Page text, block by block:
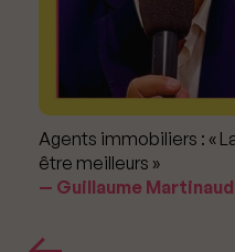
Agents immobiliers : «
être meilleurs »
Guillaume